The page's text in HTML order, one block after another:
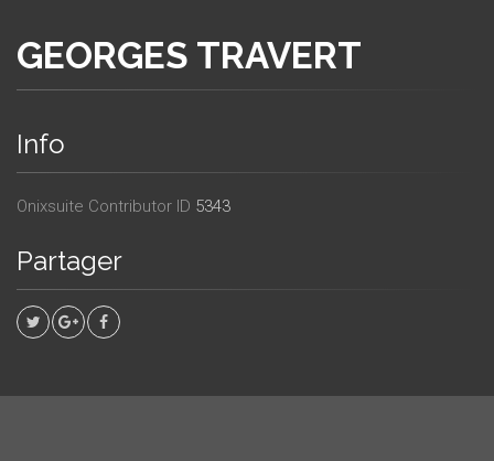
GEORGES TRAVERT
Info
Onixsuite Contributor ID 5343
Partager